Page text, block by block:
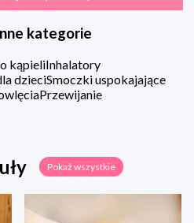
kategorie
kąpieliInhalatory
dzieciSmoczki uspokajające
Przewijanie
Pokaż wszystkie